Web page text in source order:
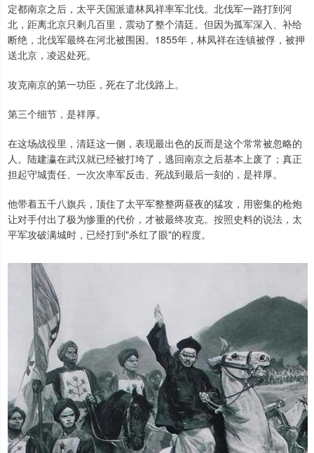
定都南京之后，太平天国派遣林凤祥率军北伐。北伐军一路打到河
北，距离北京只剩几百里，震动了整个清廷。但因为孤军深入、补给
断绝，北伐军最终在河北被围困。1855年，林凤祥在连镇被俘，被押
送北京，凌迟处死。
攻克南京的第一功臣，死在了北伐路上。
第三个细节，是祥厚。
在这场战役里，清廷这一侧，表现最出色的反而是这个常常被忽略的
人。陆建瀛在武汉就已经被打垮了，逃回南京之后基本上废了；真正
担起守城责任、一次次率军反击、死战到最后一刻的，是祥厚。
他带着五千八旗兵，顶住了太平军整整两昼夜的猛攻，用密集的枪炮
让对手付出了极为惨重的代价，才被最终攻克。按照史料的说法，太
平军攻破满城时，已经打到"杀红了眼"的程度。